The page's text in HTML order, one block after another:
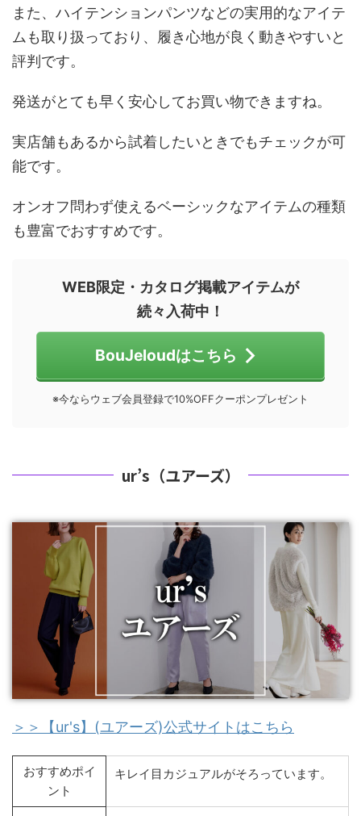
また、ハイテンションパンツなどの実用的なアイテ
ムも取り扱っており、履き心地が良く動きやすいと
評判です。
発送がとても早く安心してお買い物できますね。
実店舗もあるから試着したいときでもチェックが可
能です。
オンオフ問わず使えるベーシックなアイテムの種類
も豊富でおすすめです。
WEB限定・カタログ掲載アイテムが
続々入荷中！
BouJeloudはこちら
※今ならウェブ会員登録で10%OFFクーポンプレゼント
ur’s（ユアーズ）
＞＞【ur's】(ユアーズ)公式サイトはこちら
おすすめポイ
ント
キレイ目カジュアルがそろっています。